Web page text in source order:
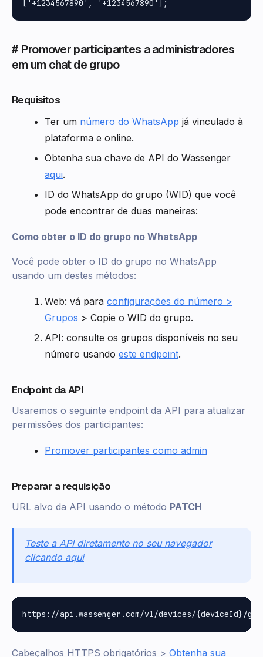
# Promover participantes a administradores
em um chat de grupo
Requisitos
Ter um número do WhatsApp já vinculado à
plataforma e online.
Obtenha sua chave de API do Wassenger
aqui.
ID do WhatsApp do grupo (WID) que você
pode encontrar de duas maneiras:
Como obter o ID do grupo no WhatsApp
Você pode obter o ID do grupo no WhatsApp
usando um destes métodos:
Web: vá para configurações do número >
Grupos > Copie o WID do grupo.
API: consulte os grupos disponíveis no seu
número usando este endpoint.
Endpoint da API
Usaremos o seguinte endpoint da API para atualizar
permissões dos participantes:
Promover participantes como admin
Preparar a requisição
URL alvo da API usando o método PATCH
Teste a API diretamente no seu navegador
clicando aqui
Cabeçalhos HTTPS obrigatórios > Obtenha sua